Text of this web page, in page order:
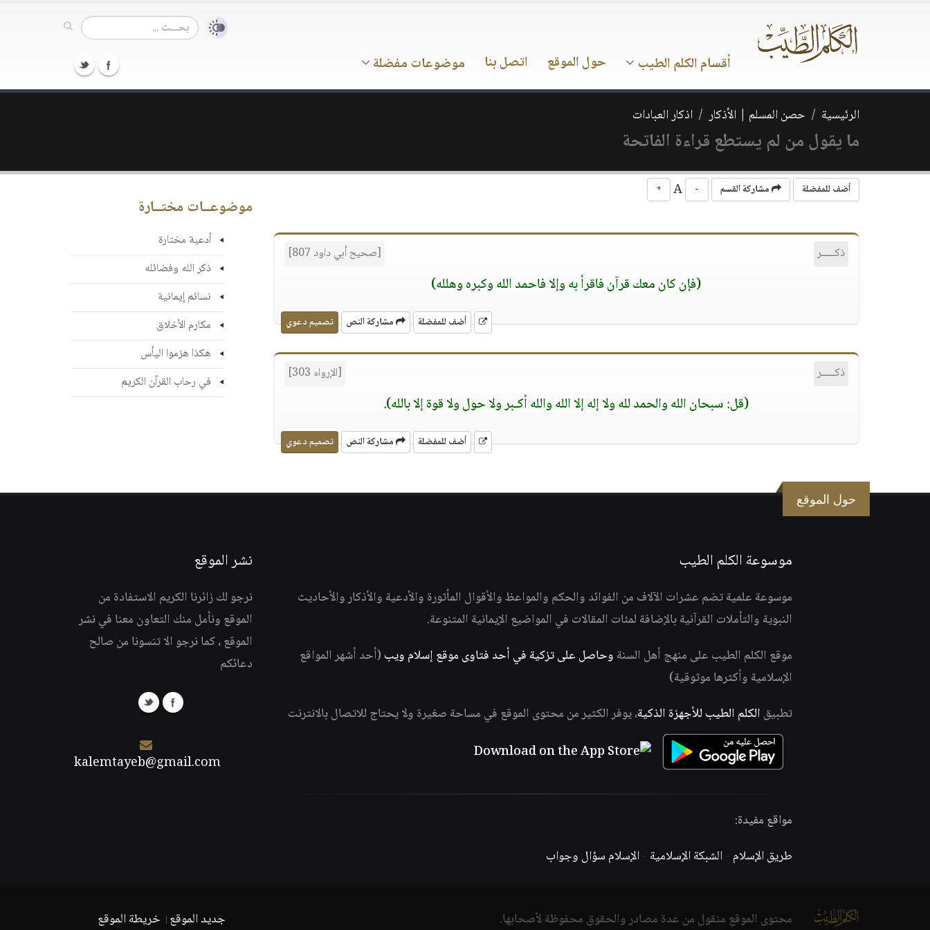
أقسام الكلم الطيب حول الموقع اتصل بنا موضوعات مفضلة
الرئيسية حصن المسلم | الأذكار اذكار العبادات
ما يقول من لم يستطع قراءة الفاتحة
أضف للمفضلة مشاركة القسم -
+
ذكـــــر [صحيح أبي داود 807]
(فإن كان معك قرآن فاقرأ به وإلا فاحمد الله وكبره وهلله)
أضف للمفضلة مشاركة النص تصميم دعوي
ذكـــــر [الإرواء 303]
(قل: سبحان الله والحمد لله ولا إله إلا الله والله أكـبر ولا حول ولا قوة إلا بالله).
أضف للمفضلة مشاركة النص تصميم دعوي
موضوعــات مختــارة
أدعية مختارة
ذكر الله وفضائله
نسائم إيمانية
مكارم الأخلاق
هكذا هزموا اليأس
في رحاب القرآن الكريم
حول الموقع
موسوعة الكلم الطيب
موسوعة علمية تضم عشرات الآلاف من الفوائد والحكم والمواعظ والأقوال المأثورة والأدعية والأذكار والأحاديث
النبوية والتأملات القرآنية بالإضافة لمئات المقالات في المواضيع الإيمانية المتنوعة.
موقع الكلم الطيب على منهج أهل السنة وحاصل على تزكية في أحد فتاوى موقع إسلام ويب (أحد أشهر المواقع
الإسلامية وأكثرها موثوقية)
تطبيق الكلم الطيب للأجهزة الذكية، يوفر الكثير من محتوى الموقع في مساحة صغيرة ولا يحتاج للاتصال بالانترنت
مواقع مفيدة:
طريق الإسلام -الشبكة الإسلامية -الإسلام سؤال وجواب
نشر الموقع
نرجو لك زائرنا الكريم الاستفادة من
الموقع ونأمل منك التعاون معنا في نشر
الموقع ، كما نرجو الا تنسونا من صالح
دعائكم
kalemtayeb@gmail.com
محتوى الموقع منقول من عدة مصادر والحقوق محفوظة لأصحابها. جديد الموقع خريطة الموقع